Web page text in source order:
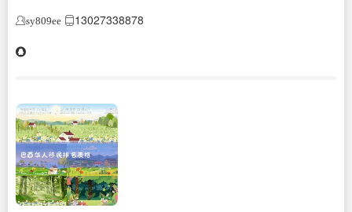
sy809ee 13027338878